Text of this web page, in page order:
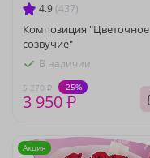
4.9 (437)
Композиция "Цветочное
созвучие"
В наличии
5 270 ₽ -25%
3 950 ₽
Акция